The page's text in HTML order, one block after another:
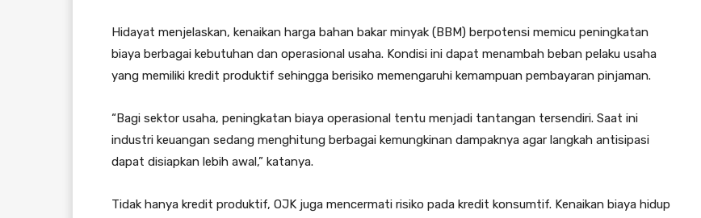
Hidayat menjelaskan, kenaikan harga bahan bakar minyak (BBM) berpotensi memicu peningkatan
biaya berbagai kebutuhan dan operasional usaha. Kondisi ini dapat menambah beban pelaku usaha
yang memiliki kredit produktif sehingga berisiko memengaruhi kemampuan pembayaran pinjaman.
“Bagi sektor usaha, peningkatan biaya operasional tentu menjadi tantangan tersendiri. Saat ini
industri keuangan sedang menghitung berbagai kemungkinan dampaknya agar langkah antisipasi
dapat disiapkan lebih awal,” katanya.
Tidak hanya kredit produktif, OJK juga mencermati risiko pada kredit konsumtif. Kenaikan biaya hidup